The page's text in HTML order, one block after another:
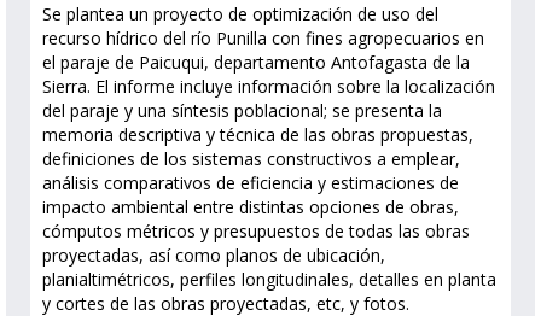
Se plantea un proyecto de optimización de uso del
recurso hídrico del río Punilla con fines agropecuarios en
el paraje de Paicuqui, departamento Antofagasta de la
Sierra. El informe incluye información sobre la localización
del paraje y una síntesis poblacional; se presenta la
memoria descriptiva y técnica de las obras propuestas,
definiciones de los sistemas constructivos a emplear,
análisis comparativos de eficiencia y estimaciones de
impacto ambiental entre distintas opciones de obras,
cómputos métricos y presupuestos de todas las obras
proyectadas, así como planos de ubicación,
planialtimétricos, perfiles longitudinales, detalles en planta
y cortes de las obras proyectadas, etc, y fotos.